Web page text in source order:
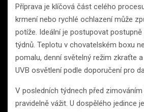
Příprava je klíčová část celého
krmení nebo rychlé ochlazení může
potíže. Ideální je postupovat postupně
týdnů. Teplotu v chovatelském boxu
pomalu, denní světelný režim zkraťte
UVB osvětlení podle doporučení pro
V posledních týdnech před zimováním
pravidelně vážit. U dospělého jedince